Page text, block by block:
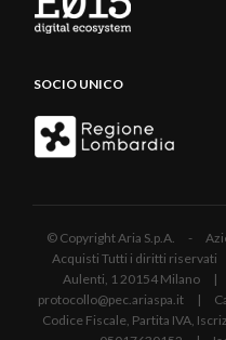
SOCIO UNICO
© Copyright Aria S.p.A. -
Acquisti Tutti i diritti
Aulenti, 1 20154 Milano
protocollo@pec.ariaspa.it |
Codice Fiscale, Partita IVA,